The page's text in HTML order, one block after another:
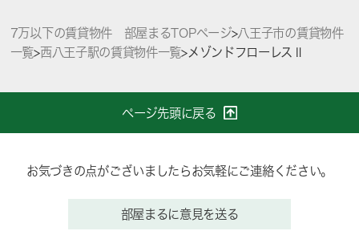
7万以下の賃貸物件 部屋まるTOPページ>八王子市の賃貸物件
一覧>西八王子駅の賃貸物件一覧>メゾンドフローレスⅡ
ページ先頭に戻る
お気づきの点がございましたらお気軽にご連絡ください。
部屋まるに意見を送る